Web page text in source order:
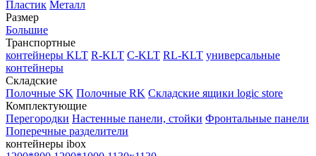
Пластик Металл
Размер
Большие
Транспортные
контейнеры KLT R-KLT C-KLT RL-KLT универсальные
контейнеры
Складские
Полочные SK Полочные RK Складские ящики logic store
Комплектующие
Перегородки Настенные панели, стойки Фронтальные панели
Поперечные разделители
контейнеры ibox